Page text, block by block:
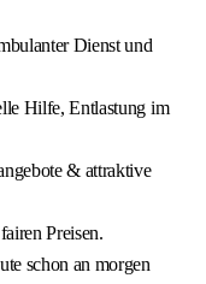
Dienst und
Hilfe, Entlastung im
& attraktive
Preisen.
schon an morgen